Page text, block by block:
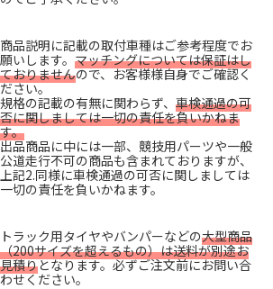
商品説明に記載の取付車種はご参考程度でお
願いします。 マッチングについては保証はし
ておりませんので、お客様様自身でご確認く
ださい。
規格の記載の有無に関わらず、 車検通過の可
否に関しましては一切の責任を負いかねま
す。
出品商品に中には一部、競技用パーツや一般
公道走行不可の商品も含まれておりますが、
上記2.同様に車検通過の可否に関しましては
一切の責任を負いかねます。
トラック用タイヤやバンパーなどの大型商品
（200サイズを超えるもの）は送料が別途お
見積りとなります。必ずご注文前にお問い合
わせください。